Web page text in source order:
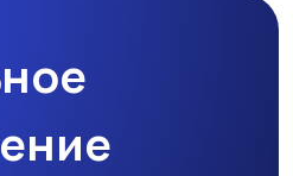
Детская обувь